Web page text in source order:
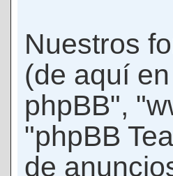
Nuestros
(de aquí
phpBB",
"phpBB
de